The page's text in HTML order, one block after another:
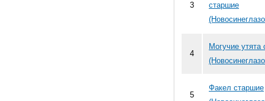
3
старшие
4
Могучие утята
5
Факел старшие